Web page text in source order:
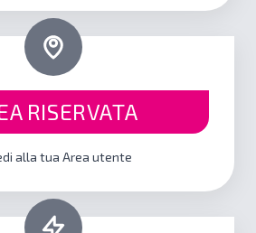
RISERVATA
alla tua Area utente